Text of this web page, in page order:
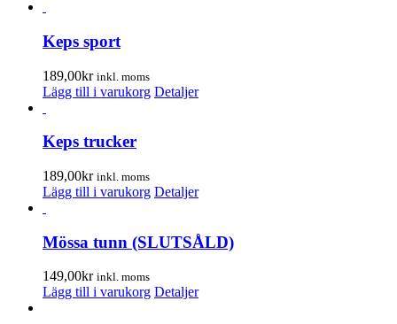
Keps sport
189,00kr inkl. moms
Lägg till i varukorg Detaljer
Keps trucker
189,00kr inkl. moms
Lägg till i varukorg Detaljer
Mössa tunn (SLUTSÅLD)
149,00kr inkl. moms
Lägg till i varukorg Detaljer